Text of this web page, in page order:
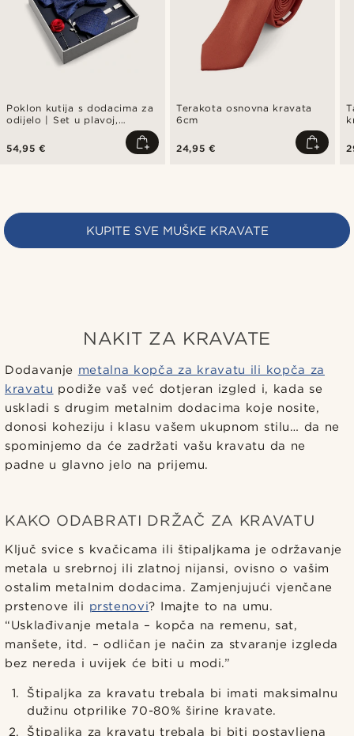
Poklon kutija s dodacima za
odijelo | Set u plavoj,
54,95 €
Terakota osnovna kravata
6cm
24,95 €
KUPITE SVE MUŠKE KRAVATE
NAKIT ZA KRAVATE
Dodavanje metalna kopča za kravatu ili kopča za
kravatu podiže vaš već dotjeran izgled i, kada se
uskladi s drugim metalnim dodacima koje nosite,
donosi koheziju i klasu vašem ukupnom stilu… da ne
spominjemo da će zadržati vašu kravatu da ne
padne u glavno jelo na prijemu.
KAKO ODABRATI DRŽAČ ZA KRAVATU
Ključ svice s kvačicama ili štipaljkama je održavanje
metala u srebrnoj ili zlatnoj nijansi, ovisno o vašim
ostalim metalnim dodacima. Zamjenjujući vjenčane
prstenove ili prstenovi? Imajte to na umu.
“Usklađivanje metala – kopča na remenu, sat,
manšete, itd. – odličan je način za stvaranje izgleda
bez nereda i uvijek će biti u modi.”
Štipaljka za kravatu trebala bi imati maksimalnu
dužinu otprilike 70-80% širine kravate.
Štipaljka za kravatu trebala bi biti postavljena